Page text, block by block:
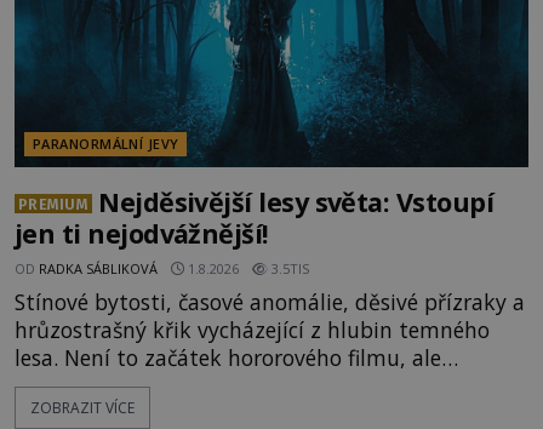
PARANORMÁLNÍ JEVY
PREMIUM
Nejděsivější lesy světa: Vstoupí
jen ti nejodvážnější!
OD RADKA SÁBLIKOVÁ 1.8.2026 3.5TIS
Stínové bytosti, časové anomálie, děsivé přízraky a
hrůzostrašný křik vycházející z hlubin temného
lesa. Není to začátek hororového filmu, ale
události, které popisují návštěvníci lesů, které jsou
označovány jako nejděsivější na světě. Lidé bydlící
ZOBRAZIT VÍCE